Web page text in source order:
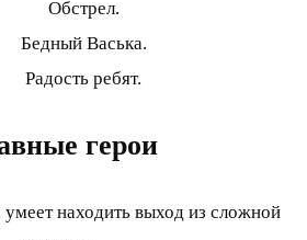
Обстрел.
Бедный Васька.
Радость ребят.
герои
находить выход из сложной